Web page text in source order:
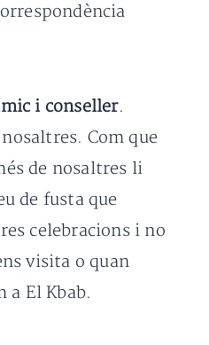
i conseller.
Com que
de nosaltres li
de fusta que
celebracions i no
visita o quan
a El Kbab.